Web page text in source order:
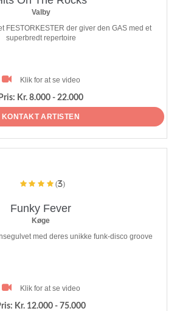
Valby
FESTORKESTER der giver den GAS med et
superbredt repertoire
Klik for at se video
Pris: Kr. 8.000 - 22.000
KONTAKT ARTISTEN
(3)
Funky Fever
Køge
med deres unikke funk-disco groove
Klik for at se video
Kr. 12.000 - 75.000